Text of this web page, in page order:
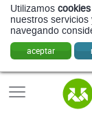
Utilizamos cookies
nuestros
navegando
aceptar